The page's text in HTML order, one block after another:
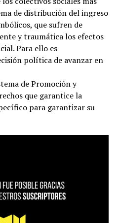
de distribución del ingreso
que sufren de
y traumática los efectos
Para ello es
política de avanzar en
de Promoción y
que garantice la
para garantizar su